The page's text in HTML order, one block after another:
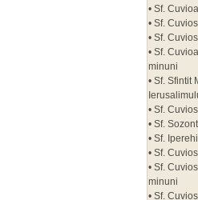
• Sf.
• Sf.
• Sf.
• Sf.
minuni
• Sf. Sfintit
• Sf.
• Sf.
• Sf.
• Sf.
• Sf.
minuni
• Sf.